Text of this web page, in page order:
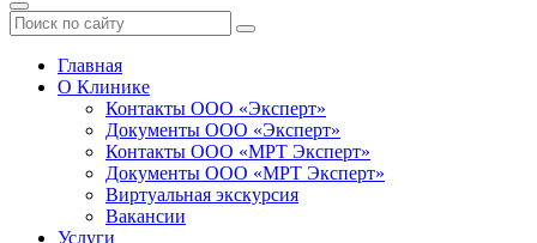
Главная
О Клинике
Контакты ООО «Эксперт»
Документы ООО «Эксперт»
Контакты ООО «МРТ Эксперт»
Документы ООО «МРТ Эксперт»
Виртуальная экскурсия
Вакансии
Услуги